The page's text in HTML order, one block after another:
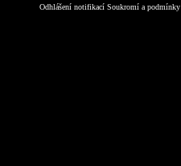
Odhlášení notifikací Soukromí a podmínky